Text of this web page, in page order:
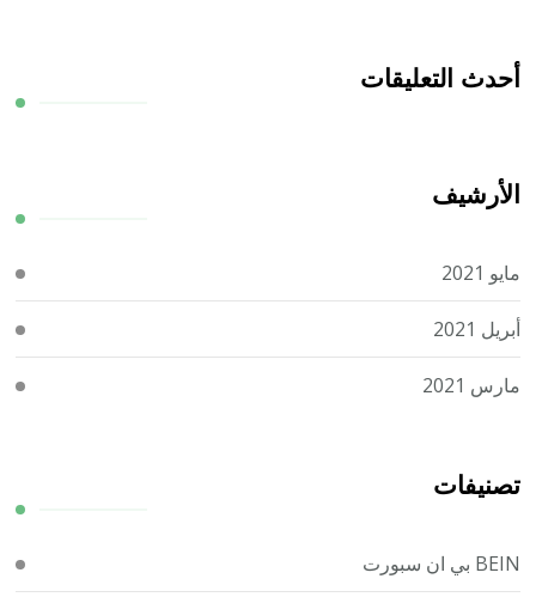
أحدث التعليقات
الأرشيف
مايو 2021
أبريل 2021
مارس 2021
تصنيفات
BEIN بي ان سبورت